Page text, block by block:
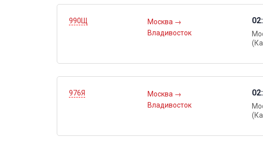
990Щ Москва →
Владивосток
976Я Москва →
Владивосток